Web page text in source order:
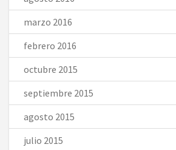
marzo 2016
febrero 2016
octubre 2015
septiembre 2015
agosto 2015
julio 2015